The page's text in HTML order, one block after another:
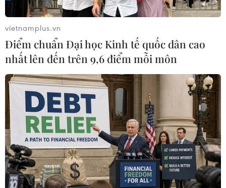
cửa lại chính phủ và tăng trần nợ.
Lãnhđạo phe Dân chủ Harry Reid và Lãnh đạo
phe Cộng hòa Mitch McConnell củaThượng
viện, vốn bắt đầu đàm phán hôm 12/10, đã xuất
hiện tại Thượngviện để bày tỏ sự lạc quan về
việc hoàn tất thỏa thuận trên trong vàingày tới.
Nếu được Thượng viện do phe Dân chủ lãnh
đạo thông qua, đềxuất này sẽ được chuyển đến
Hạ viện do phe Cộng hòa lãnh đạo.
Trongkhi đó, Nhà Trắng thông báo cuộc gặp
giữa Tổng thống Mỹ Barack Obama vàgiới lãnh
vietnamplus.vn
Điểm chuẩn Đại học Kinh tế quốc dân cao
nhất lên đến trên 9,6 điểm mỗi môn